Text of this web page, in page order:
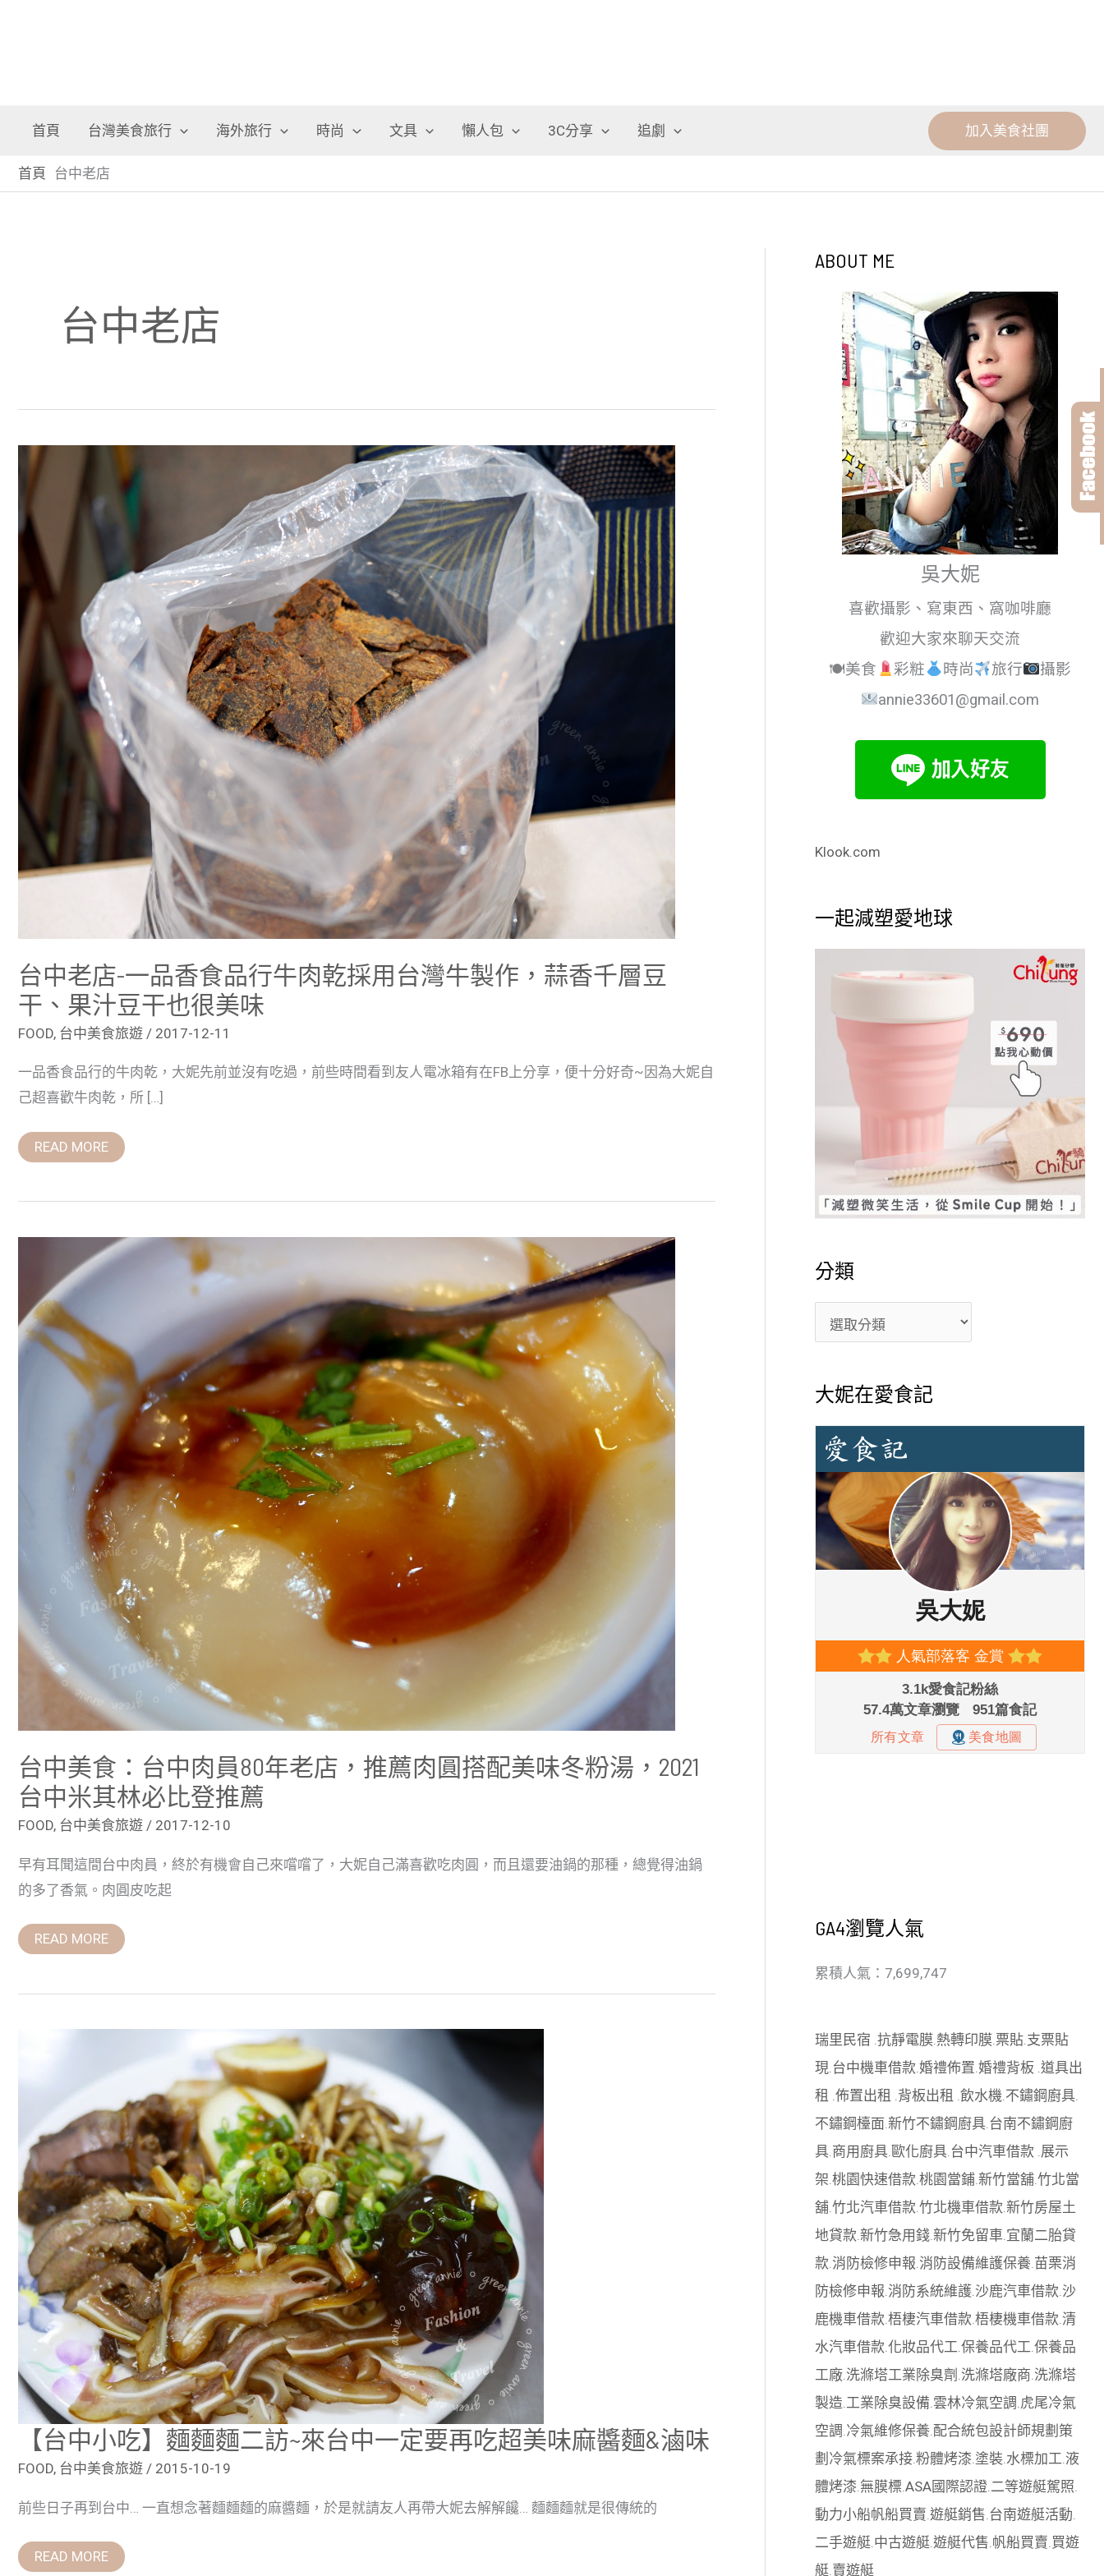
首頁 台灣美食旅行 海外旅行 時尚 文具 懶人包 3C分享 追劇 加入美食社團
首頁 台中老店
台中老店
台中老店-一品香食品行牛肉乾採用台灣牛製作，蒜香千層豆
干、果汁豆干也很美味
FOOD, 台中美食旅遊 / 2017-12-11
一品香食品行的牛肉乾，大妮先前並沒有吃過，前些時間看到友人電冰箱有在FB上分享，便十分好奇~因為大妮自
己超喜歡牛肉乾，所 […]
台
中
品
香
食
品
牛
肉
採
果
汁
豆
干
也
很
READ MORE
台中美食：台中肉員80年老店，推薦肉圓搭配美味冬粉湯，2021
台中米其林必比登推薦
FOOD, 台中美食旅遊 / 2017-12-10
早有耳聞這間台中肉員，終於有機會自己來嚐嚐了，大妮自己滿喜歡吃肉圓，而且還要油鍋的那種，總覺得油鍋
的多了香氣。肉圓皮吃起
台
食：
台
中
肉
員
80
其
林
必
比
登
READ MORE
【台中小吃】麵麵麵二訪~來台中一定要再吃超美味麻醬麵&滷味
FOOD, 台中美食旅遊 / 2015-10-19
前些日子再到台中… 一直想念著麵麵麵的麻醬麵，於是就請友人再帶大妮去解解饞… 麵麵麵就是很傳統的
二
訪
來
台
中
一
定
要
再
吃
超
美
味
麻
醬
麵
&
滷
味
READ MORE
ABOUT ME
吳大妮
喜歡攝影、寫東西、窩咖啡廳
歡迎大家來聊天交流
🍽美食
彩粧 時尚 旅行
攝影
annie33601@gmail.com
Klook.com
一起減塑愛地球
分類
大妮在愛食記
GA4瀏覽人氣
累積人氣：7,699,747
瑞里民宿 .抗靜電膜.熱轉印膜.票貼.支票貼
現.台中機車借款.婚禮佈置.婚禮背板 .道具出
租 .佈置出租 .背板出租 .飲水機.不鏽鋼廚具.
不鏽鋼檯面.新竹不鏽鋼廚具.台南不鏽鋼廚
具.商用廚具.歐化廚具.台中汽車借款 .展示
架.桃園快速借款.桃園當鋪.新竹當舖.竹北當
舖.竹北汽車借款.竹北機車借款.新竹房屋土
地貸款.新竹急用錢.新竹免留車.宜蘭二胎貸
款.消防檢修申報.消防設備維護保養.苗栗消
防檢修申報.消防系統維護.沙鹿汽車借款.沙
鹿機車借款.梧棲汽車借款.梧棲機車借款.清
水汽車借款.化妝品代工.保養品代工.保養品
工廠.洗滌塔工業除臭劑 .洗滌塔廠商.洗滌塔
製造.工業除臭設備.雲林冷氣空調.虎尾冷氣
空調.冷氣維修保養.配合統包設計師規劃策
劃 冷氣標案承接.粉體烤漆.塗裝.水標加工.液
體烤漆.無膜標.ASA國際認證.二等遊艇駕照.
動力小船帆船買賣.遊艇銷售.台南遊艇活動.
二手遊艇.中古遊艇.遊艇代售.帆船買賣.買遊
艇.賣遊艇